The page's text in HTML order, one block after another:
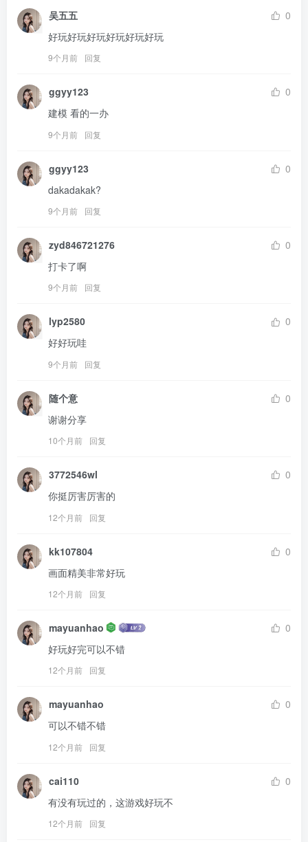
吴五五
0
好玩好玩好玩好玩好玩好玩
9个月前 回复
ggyy123
0
建模 看的一办
9个月前 回复
ggyy123
0
dakadakak?
9个月前 回复
zyd846721276
0
打卡了啊
9个月前 回复
lyp2580
0
好好玩哇
9个月前 回复
随个意
0
谢谢分享
10个月前 回复
3772546wl
0
你挺厉害厉害的
12个月前 回复
kk107804
0
画面精美非常好玩
12个月前 回复
mayuanhao
0
好玩好完可以不错
12个月前 回复
mayuanhao
0
可以不错不错
12个月前 回复
cai110
0
有没有玩过的，这游戏好玩不
12个月前 回复